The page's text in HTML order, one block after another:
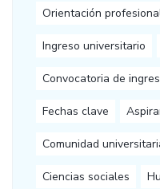
Orientación
Ingreso universitario
Convocatoria de
Fechas clave
Comunidad
Ciencias sociales